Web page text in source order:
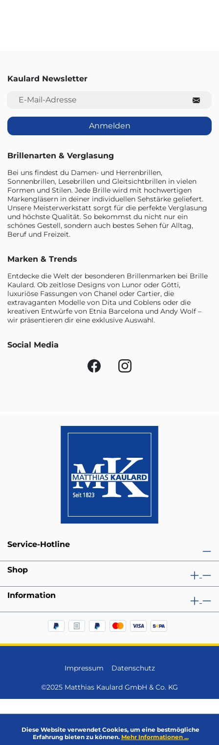
Kaulard Newsletter
E-Mail-Adresse
Anmelden
Brillenarten & Verglasung
Bei uns findest du Damen- und Herrenbrillen,
Sonnenbrillen, Lesebrillen und Gleitsichtbrillen in vielen
Formen und Stilen. Jede Brille wird mit hochwertigen
Markengläsern in deiner individuellen Sehstärke geliefert.
Unsere Meisterwerkstatt sorgt für die perfekte Verglasung
und höchste Qualität. So bekommst du nicht nur ein
schönes Gestell, sondern auch bestes Sehen für Alltag,
Beruf und Freizeit.
Marken & Trends
Entdecke die Welt der besonderen Brillenmarken bei Brille
Kaulard. Ob zeitlose Designs von Lunor oder Götti,
luxuriöse Fassungen von Chanel oder Cartier, die
extravaganten Modelle von Dita und Coblens oder die
kreativen Entwürfe von Etnia Barcelona und Andy Wolf –
wir präsentieren dir eine exklusive Auswahl.
Social Media
Service-Hotline
Shop
Information
Impressum Datenschutz
©2025 Matthias Kaulard GmbH & Co. KG
Diese Website verwendet Cookies, um eine bestmögliche
Erfahrung bieten zu können. Mehr Informationen ...